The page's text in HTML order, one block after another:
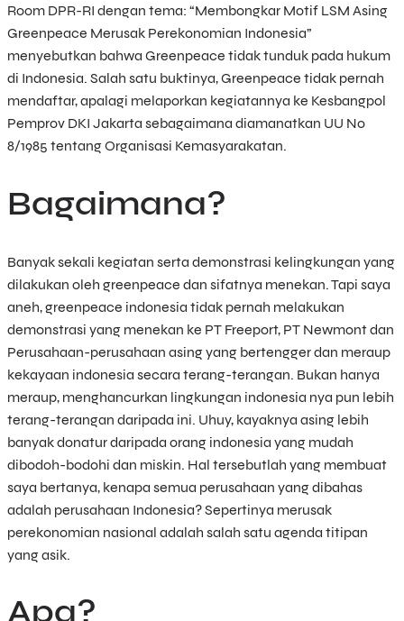
Room DPR-RI dengan tema: “Membongkar Motif LSM Asing
Greenpeace Merusak Perekonomian Indonesia”
menyebutkan bahwa Greenpeace tidak tunduk pada hukum
di Indonesia. Salah satu buktinya, Greenpeace tidak pernah
mendaftar, apalagi melaporkan kegiatannya ke Kesbangpol
Pemprov DKI Jakarta sebagaimana diamanatkan UU No
8/1985 tentang Organisasi Kemasyarakatan.
Bagaimana?
Banyak sekali kegiatan serta demonstrasi kelingkungan yang
dilakukan oleh greenpeace dan sifatnya menekan. Tapi saya
aneh, greenpeace indonesia tidak pernah melakukan
demonstrasi yang menekan ke PT Freeport, PT Newmont dan
Perusahaan-perusahaan asing yang bertengger dan meraup
kekayaan indonesia secara terang-terangan. Bukan hanya
meraup, menghancurkan lingkungan indonesia nya pun lebih
terang-terangan daripada ini. Uhuy, kayaknya asing lebih
banyak donatur daripada orang indonesia yang mudah
dibodoh-bodohi dan miskin. Hal tersebutlah yang membuat
saya bertanya, kenapa semua perusahaan yang dibahas
adalah perusahaan Indonesia? Sepertinya merusak
perekonomian nasional adalah salah satu agenda titipan
yang asik.
Apa?